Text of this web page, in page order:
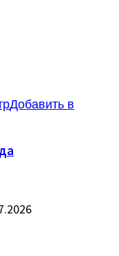
Добавить в